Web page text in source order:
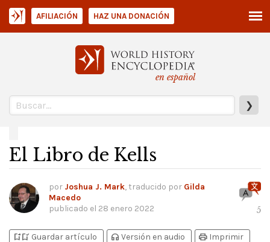
en español
❯
AFILIACIÓN HAZ UNA DONACIÓN
El Libro de Kells
por Joshua J. Mark, traducido por Gilda
Macedo
publicado el 28 enero 2022 5
bookmark_addbookmark_added Guardar artículo headphones Versión en audio print Imprimir